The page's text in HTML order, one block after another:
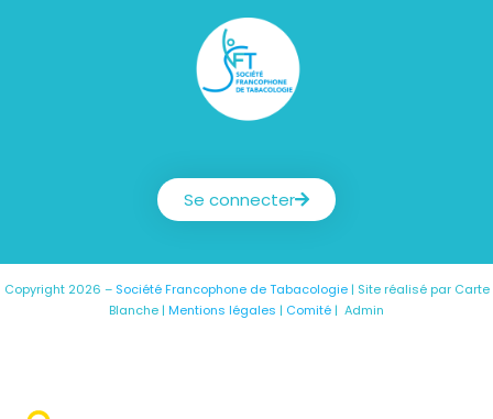
Se connecter
Copyright 2026 – Société Francophone de Tabacologie| Site réalisé par Carte
Blanche | Mentions légales | Comité | Admin